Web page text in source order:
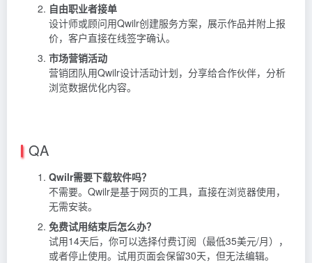
自由职业者接单
设计师或顾问用Qwilr创建服务方案，展示作品并附上报
价，客户直接在线签字确认。
市场营销活动
营销团队用Qwilr设计活动计划，分享给合作伙伴，分析
浏览数据优化内容。
QA
Qwilr需要下载软件吗？
不需要。Qwilr是基于网页的工具，直接在浏览器使用，
无需安装。
免费试用结束后怎么办？
试用14天后，你可以选择付费订阅（最低35美元/月），
或者停止使用。试用页面会保留30天，但无法编辑。